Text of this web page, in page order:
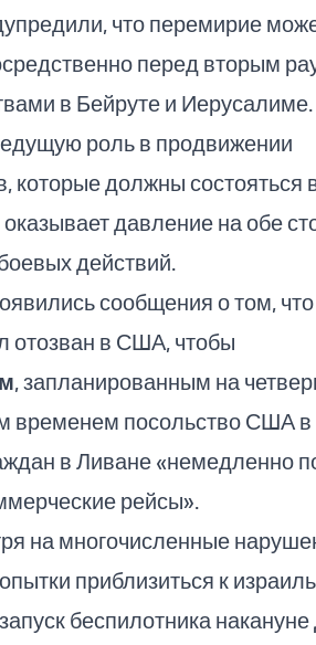
что перемирие
перед вторым
в Бейруте и Иерусалиме.
роль в продвижении
которые должны состояться
давление на обе
действий.
сообщения о том,
в США, чтобы
, запланированным на
временем посольство США в
в Ливане «немедленно
рейсы».
на многочисленные
приблизиться к
беспилотника